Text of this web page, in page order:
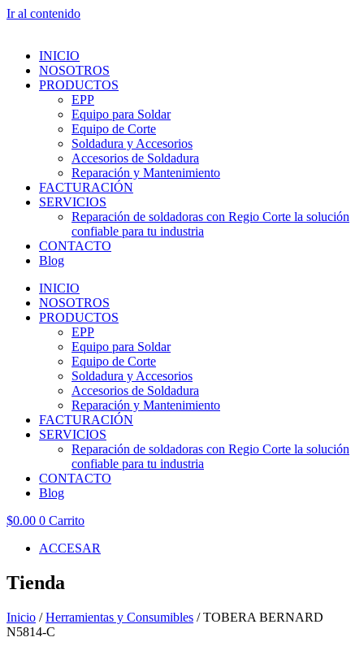
Ir al contenido
INICIO
NOSOTROS
PRODUCTOS
EPP
Equipo para Soldar
Equipo de Corte
Soldadura y Accesorios
Accesorios de Soldadura
Reparación y Mantenimiento
FACTURACIÓN
SERVICIOS
Reparación de soldadoras con Regio Corte la solución
confiable para tu industria
CONTACTO
Blog
INICIO
NOSOTROS
PRODUCTOS
EPP
Equipo para Soldar
Equipo de Corte
Soldadura y Accesorios
Accesorios de Soldadura
Reparación y Mantenimiento
FACTURACIÓN
SERVICIOS
Reparación de soldadoras con Regio Corte la solución
confiable para tu industria
CONTACTO
Blog
$0.00 0 Carrito
ACCESAR
Tienda
Inicio /Herramientas y Consumibles / TOBERA BERNARD
N5814-C